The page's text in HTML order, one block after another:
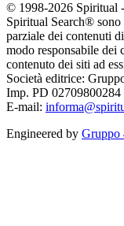
© 1998-2026 Spiritual
Spiritual Search®
parziale dei contenuti
modo responsabile dei
contenuto dei siti ad
Società editrice:
Imp. PD
E-mail:
Engineered by Gruppo